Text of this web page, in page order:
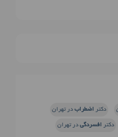
دکتر اضطراب در تهران
دکتر افسردگی در تهران